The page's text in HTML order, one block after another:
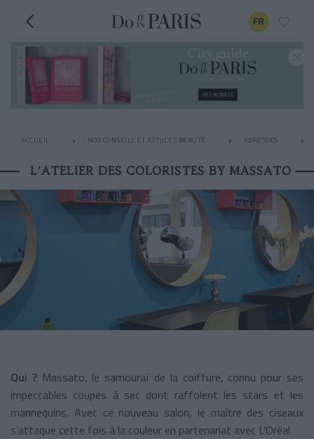
FR
ACCUEIL NOS CONSEILS ET ASTUCES BEAUTÉ ADRESSES
L’ATELIER DES COLORISTES BY MASSATO
Qui ?Massato, le samouraï de la coiffure, connu pour ses
impeccables coupes à sec dont raffolent les stars et les
mannequins. Avec ce nouveau salon, le maître des ciseaux
s’attaque cette fois à la couleur en partenariat avec L’Oréal.